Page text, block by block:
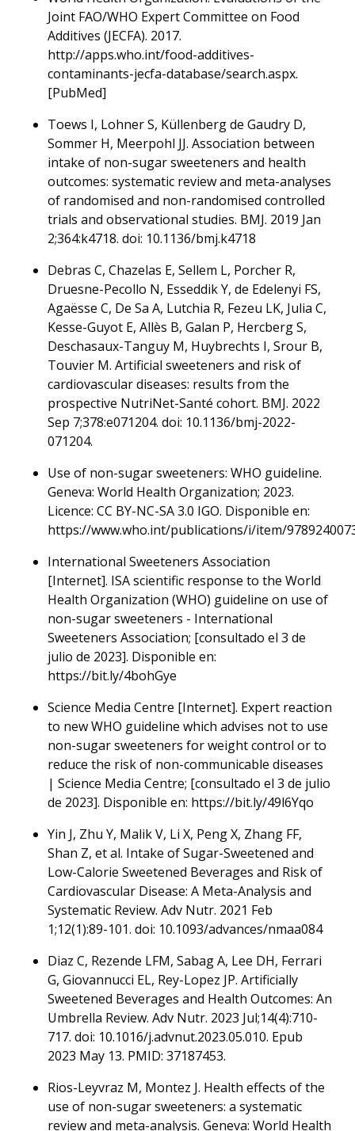
Joint FAO/WHO Expert Committee on Food
Additives (JECFA). 2017.
http://apps.who.int/food-additives-
contaminants-jecfa-database/search.aspx.
[PubMed]
Toews I, Lohner S, Küllenberg de Gaudry D,
Sommer H, Meerpohl JJ. Association between
intake of non-sugar sweeteners and health
outcomes: systematic review and meta-analyses
of randomised and non-randomised controlled
trials and observational studies. BMJ. 2019 Jan
2;364:k4718. doi: 10.1136/bmj.k4718
Debras C, Chazelas E, Sellem L, Porcher R,
Druesne-Pecollo N, Esseddik Y, de Edelenyi FS,
Agaësse C, De Sa A, Lutchia R, Fezeu LK, Julia C,
Kesse-Guyot E, Allès B, Galan P, Hercberg S,
Deschasaux-Tanguy M, Huybrechts I, Srour B,
Touvier M. Artificial sweeteners and risk of
cardiovascular diseases: results from the
prospective NutriNet-Santé cohort. BMJ. 2022
Sep 7;378:e071204. doi: 10.1136/bmj-2022-
071204.
Use of non-sugar sweeteners: WHO guideline.
Geneva: World Health Organization; 2023.
Licence: CC BY-NC-SA 3.0 IGO. Disponible en:
https://www.who.int/publications/i/item/
International Sweeteners Association
[Internet]. ISA scientific response to the World
Health Organization (WHO) guideline on use of
non-sugar sweeteners - International
Sweeteners Association; [consultado el 3 de
julio de 2023]. Disponible en:
https://bit.ly/4bohGye
Science Media Centre [Internet]. Expert reaction
to new WHO guideline which advises not to use
non-sugar sweeteners for weight control or to
reduce the risk of non-communicable diseases
| Science Media Centre; [consultado el 3 de julio
de 2023]. Disponible en: https://bit.ly/49l6Yqo
Yin J, Zhu Y, Malik V, Li X, Peng X, Zhang FF,
Shan Z, et al. Intake of Sugar-Sweetened and
Low-Calorie Sweetened Beverages and Risk of
Cardiovascular Disease: A Meta-Analysis and
Systematic Review. Adv Nutr. 2021 Feb
1;12(1):89-101. doi: 10.1093/advances/nmaa084
Diaz C, Rezende LFM, Sabag A, Lee DH, Ferrari
G, Giovannucci EL, Rey-Lopez JP. Artificially
Sweetened Beverages and Health Outcomes: An
Umbrella Review. Adv Nutr. 2023 Jul;14(4):710-
717. doi: 10.1016/j.advnut.2023.05.010. Epub
2023 May 13. PMID: 37187453.
Rios-Leyvraz M, Montez J. Health effects of the
use of non-sugar sweeteners: a systematic
review and meta-analysis. Geneva: World Health